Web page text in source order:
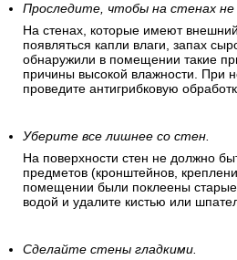
Проследите, чтобы на стенах
На стенах, которые имеют
появляться капли влаги, запах
обнаружили в помещении такие
причины высокой влажности. При
проведите антигрибковую
Уберите все лишнее со стен.
На поверхности стен не должно
предметов (кронштейнов,
помещении были поклеены
водой и удалите кистью или
Сделайте стены гладкими.